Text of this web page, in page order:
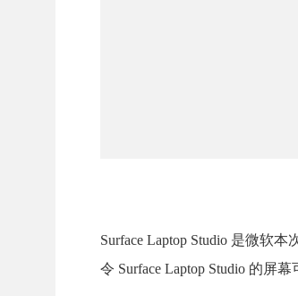
Surface Laptop Studio 是微软
令 Surface Laptop Studio 的屏